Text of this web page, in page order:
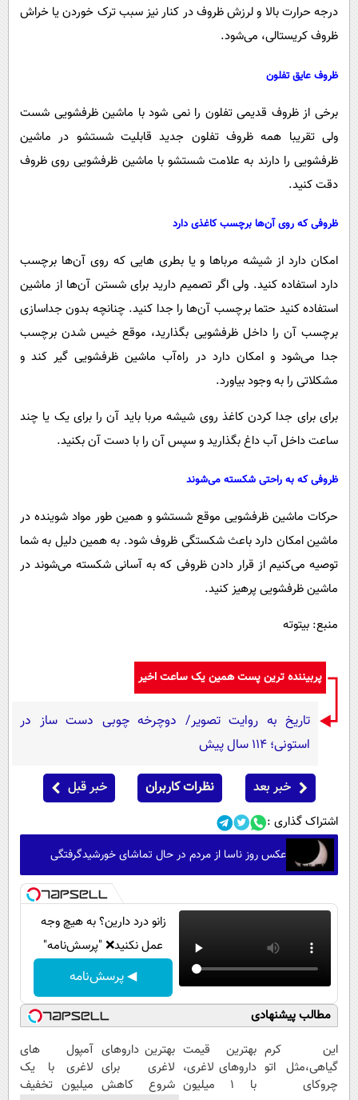
درجه حرارت بالا و لرزش ظروف در کنار نیز سبب ترک خوردن یا خراش
ظروف کریستالی، می‌شود.
ظروف عایق تفلون
برخی از ظروف قدیمی تفلون را نمی شود با ماشین ظرفشویی شست
ولی تقریبا همه ظروف تفلون جدید قابلیت شستشو در ماشین
ظرفشویی را دارند به علامت شستشو با ماشین ظرفشویی روی ظروف
دقت کنید.
ظروفی که روی آن‌ها برچسب کاغذی دارد
امکان دارد از شیشه مرباها و یا بطری هایی که روی آن‌ها برچسب
دارد استفاده کنید. ولی اگر تصمیم دارید برای شستن آن‌ها از ماشین
استفاده کنید حتما برچسب آن‌ها را جدا کنید. چنانچه بدون جداسازی
برچسب آن را داخل ظرفشویی بگذارید، موقع خیس شدن برچسب
جدا می‌شود و امکان دارد در راه‌آب ماشین ظرفشویی گیر کند و
مشکلاتی را به وجود بیاورد.
برای برای جدا کردن کاغذ روی شیشه مربا باید آن را برای یک یا چند
ساعت داخل آب داغ بگذارید و سپس آن را با دست آن بکنید.
ظروفی که به راحتی شکسته می‌شوند
حرکات ماشین ظرفشویی موقع شستشو و همین طور مواد شوینده در
ماشین امکان دارد باعث شکستگی ظروف شود. به همین دلیل به شما
توصیه می‌کنیم از قرار دادن ظروفی که به آسانی شکسته می‌شوند در
ماشین ظرفشویی پرهیز کنید.
منبع: بیتوته
پربیننده ترین پست همین یک ساعت اخیر
تاریخ به روایت تصویر/ دوچرخه چوبی دست ساز در
استونی؛ 114 سال پیش
خبر بعد نظرات کاربران خبر قبل
اشتراک گذاری :
عکس روز ناسا از مردم در حال تماشای خورشیدگرفتگی
زانو درد دارین؟ به هیچ وجه
عمل نکنید❌ "پرسش‌نامه"
◀ پرسش‌نامه
مطالب پیشنهادی
این کرم
گیاهی،مثل اتو
چروکای
بهترین قیمت
داروهای لاغری،
با ۱ میلیون
بهترین داروهای
لاغری برای
شروع کاهش
آمپول های
لاغری با یک
میلیون تخفیف